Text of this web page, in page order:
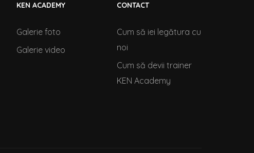
KEN ACADEMY
Galerie foto
Galerie video
CONTACT
Cum să iei legătura cu
noi
Cum să devii trainer
KEN Academy